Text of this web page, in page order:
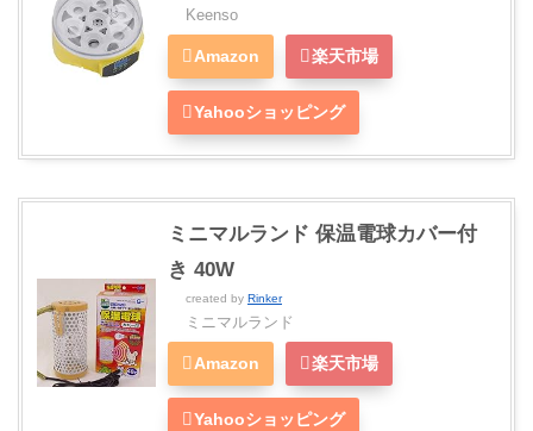
Keenso
Amazon 楽天市場
Yahooショッピング
ミニマルランド 保温電球カバー付
き 40W
created by Rinker
ミニマルランド
Amazon 楽天市場
Yahooショッピング